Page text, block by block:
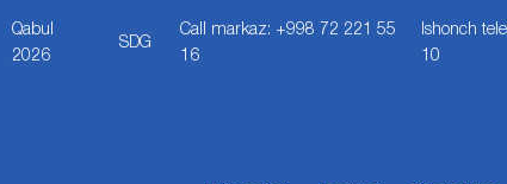
Qabul
2026
SDG
Call markaz: +998 72 221 55
16
Ishonch
10